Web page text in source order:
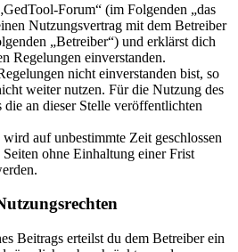
Forum“ (im Folgenden „das
Nutzungsvertrag mit dem Betreiber
„Betreiber“) und erklärst dich
Regelungen einverstanden.
nicht einverstanden bist, so
weiter nutzen. Für die Nutzung des
an dieser Stelle veröffentlichten
auf unbestimmte Zeit geschlossen
ohne Einhaltung einer Frist
Beitrags erteilst du dem Betreiber ein